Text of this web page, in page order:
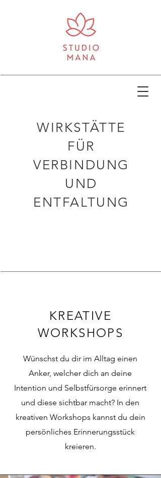
WIRKSTÄTTE
FÜR
VERBINDUNG
UND
ENTFALTUNG
KREATIVE
WORKSHOPS
Wünschst du dir im Alltag einen
Anker, welcher dich an deine
Intention und Selbstfürsorge erinnert
und diese sichtbar macht? In den
kreativen Workshops kannst du dein
persönliches Erinnerungsstück
kreieren.